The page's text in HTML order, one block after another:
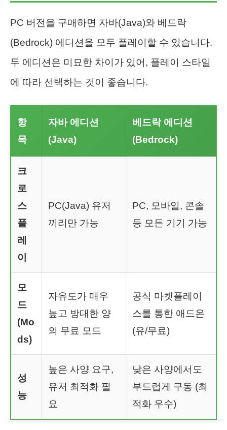
PC 버전을 구매하면 자바(Java)와 베드락
(Bedrock) 에디션을 모두 플레이할 수 있습니다.
두 에디션은 미묘한 차이가 있어, 플레이 스타일
에 따라 선택하는 것이 좋습니다.
항
목
자바 에디션
(Java)
베드락 에디션
(Bedrock)
크
로
스
플
레
이
PC(Java) 유저
끼리만 가능
PC, 모바일, 콘솔
등 모든 기기 가능
모
드
(Mo
ds)
자유도가 매우
높고 방대한 양
의 무료 모드
공식 마켓플레이
스를 통한 애드온
(유/무료)
성
능
높은 사양 요구,
유저 최적화 필
요
낮은 사양에서도
부드럽게 구동 (최
적화 우수)